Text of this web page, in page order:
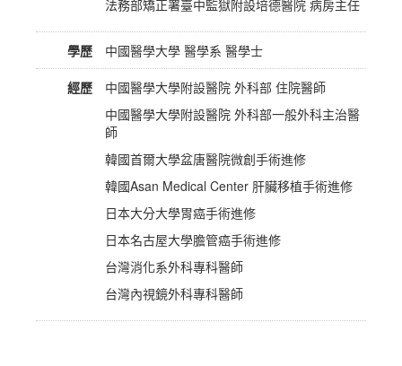
法務部矯正署臺中監獄附設培德醫院 病房主任
學歷 中國醫學大學 醫學系 醫學士
經歷
中國醫學大學附設醫院 外科部 住院醫師
中國醫學大學附設醫院 外科部一般外科主治醫
師
韓國首爾大學盆唐醫院微創手術進修
韓國Asan Medical Center 肝臟移植手術進修
日本大分大學胃癌手術進修
日本名古屋大學膽管癌手術進修
台灣消化系外科專科醫師
台灣內視鏡外科專科醫師